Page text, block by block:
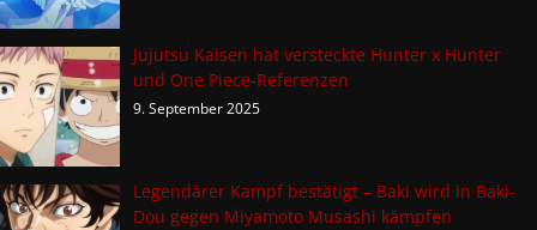
Jujutsu Kaisen hat versteckte Hunter x Hunter
und One Piece-Referenzen
9. September 2025
Legendärer Kampf bestätigt – Baki wird in Baki-
Dou gegen Miyamoto Musashi kämpfen